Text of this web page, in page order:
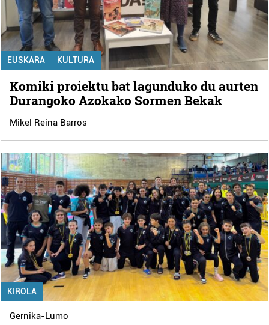
EUSKARA KULTURA
Komiki proiektu bat lagunduko du aurten
Durangoko Azokako Sormen Bekak
Mikel Reina Barros
KIROLA
Gernika-Lumo